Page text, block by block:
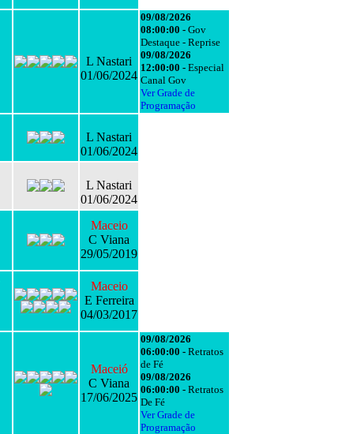
L Nastari
01/06/2024
09/08/2026
08:00:00 - Gov
Destaque - Reprise
09/08/2026
12:00:00 - Especial
Canal Gov
Ver Grade de
Programação
L Nastari
01/06/2024
L Nastari
01/06/2024
Maceio
C Viana
29/05/2019
Maceio
E Ferreira
04/03/2017
Maceió
C Viana
17/06/2025
09/08/2026
06:00:00 - Retratos
de Fé
09/08/2026
06:00:00 - Retratos
De Fé
Ver Grade de
Programação